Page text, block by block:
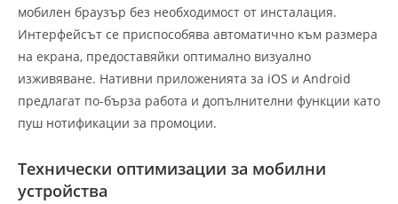
мобилен браузър без необходимост от инсталация.
Интерфейсът се приспособява автоматично към размера
на екрана, предоставяйки оптимално визуално
изживяване. Нативни приложенията за iOS и Android
предлагат по-бърза работа и допълнителни функции като
пуш нотификации за промоции.
Технически оптимизации за мобилни
устройства